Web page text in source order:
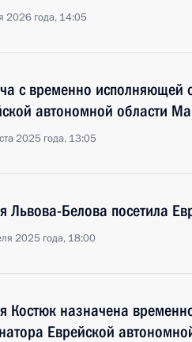
2026 года, 14:05
с временно исполняющей
автономной области
2025 года, 13:05
Львова-Белова посетила
2025 года, 18:00
Костюк назначена
Еврейской